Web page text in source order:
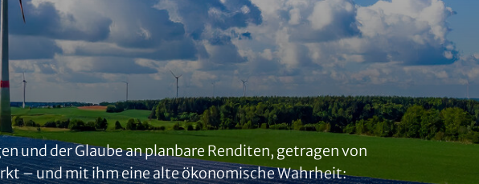
und der Glaube an planbare Renditen, getragen von
– und mit ihm eine alte ökonomische Wahrheit: